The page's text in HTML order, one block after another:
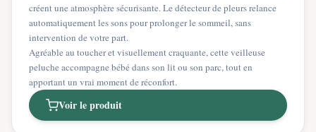
créent une atmosphère sécurisante. Le détecteur de pleurs relance
automatiquement les sons pour prolonger le sommeil, sans
intervention de votre part.
Agréable au toucher et visuellement craquante, cette veilleuse
peluche accompagne bébé dans son lit ou son parc, tout en
apportant un vrai moment de réconfort.
Voir le produit